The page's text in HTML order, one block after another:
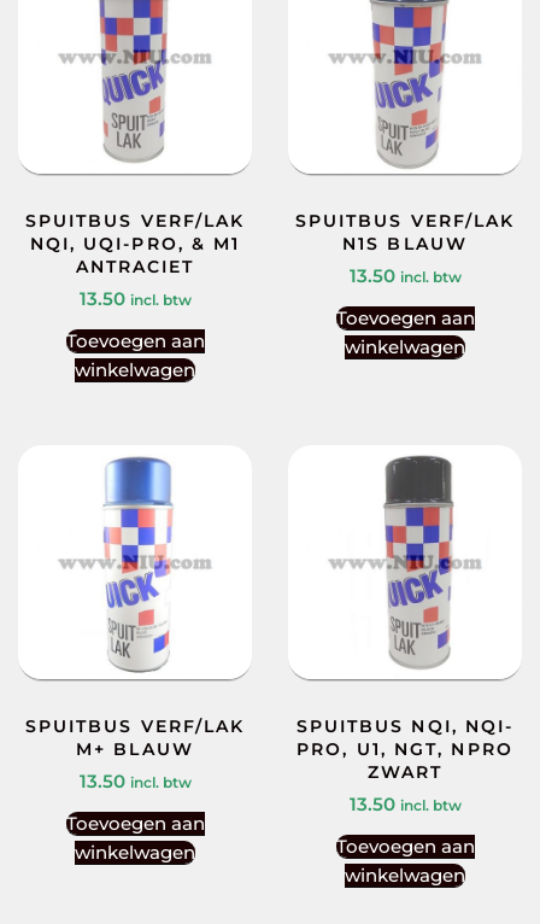
SPUITBUS VERF/LAK
NQI, UQI-PRO, & M1
ANTRACIET
13.50 incl. btw
Toevoegen aan
winkelwagen
SPUITBUS VERF/LAK
N1S BLAUW
13.50 incl. btw
Toevoegen aan
winkelwagen
SPUITBUS VERF/LAK
M+ BLAUW
13.50 incl. btw
Toevoegen aan
winkelwagen
SPUITBUS NQI, NQI-
PRO, U1, NGT, NPRO
ZWART
13.50 incl. btw
Toevoegen aan
winkelwagen